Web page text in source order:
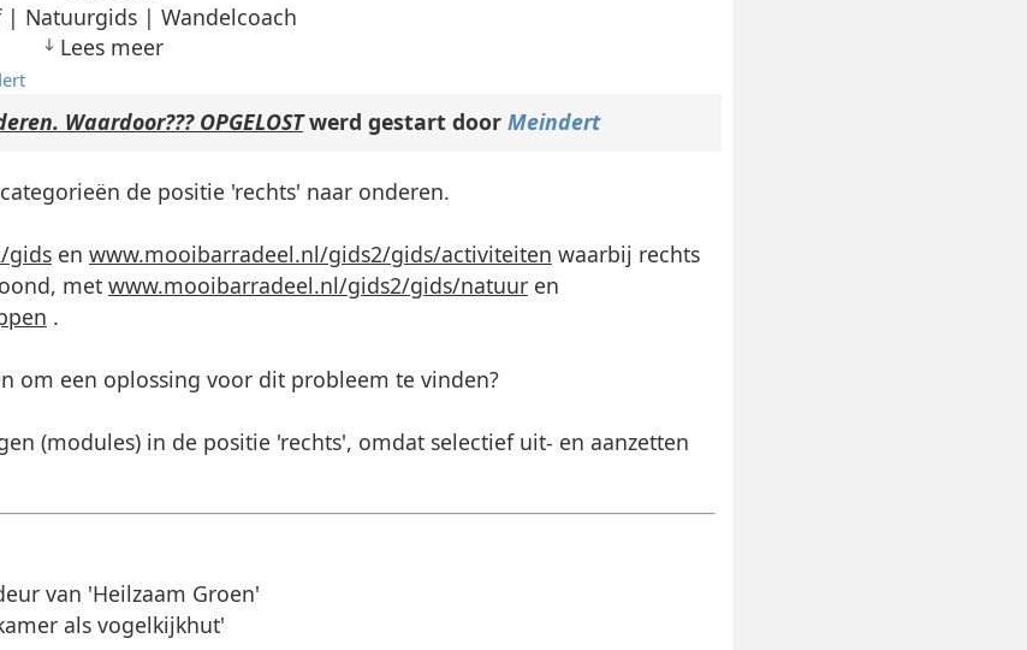
| Natuurgids | Wandelcoach
Lees meer
Waardoor??? OPGELOSTwerd gestart door Meindert
de positie 'rechts' naar onderen.
gidsen www.mooibarradeel.nl/gids2/gids/activiteiten waarbij rechts
met www.mooibarradeel.nl/gids2/gids/natuuren
.
om een oplossing voor dit probleem te vinden?
(modules) in de positie 'rechts', omdat selectief uit- en aanzetten
van 'Heilzaam Groen'
als vogelkijkhut'